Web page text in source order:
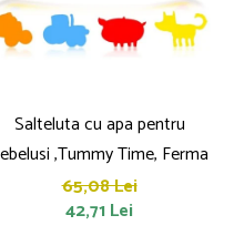
Salteluta cu apa pentru
,Tummy Time, Ferma
65,08 Lei
42,71 Lei